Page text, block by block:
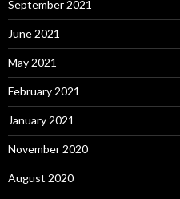
September 2021
June 2021
May 2021
February 2021
January 2021
November 2020
August 2020